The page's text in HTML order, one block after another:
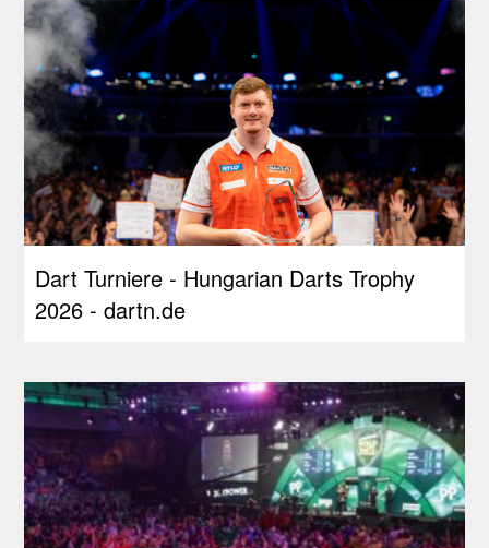
Dart Turniere - Hungarian Darts Trophy
2026 - dartn.de